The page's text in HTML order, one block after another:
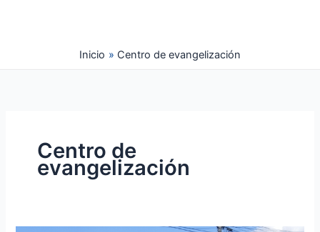
Inicio
Centro de evangelización
Centro de
evangelización